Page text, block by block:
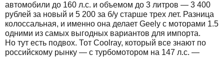
автомобили до 160 л.с. и объемом до 3 литров — 3 400
рублей за новый и 5 200 за б/у старше трех лет. Разница
колоссальная, и именно она делает Geely с моторами 1.5
одними из самых выгодных вариантов для импорта.
Но тут есть подвох. Тот Coolray, который все знают по
российскому рынку — с турбомотором на 147 л.с. —